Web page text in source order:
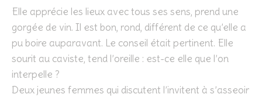
Elle apprécie les lieux avec tous ses sens, prend une
gorgée de vin. Il est bon, rond, différent de ce qu’elle a
pu boire auparavant. Le conseil était pertinent. Elle
sourit au caviste, tend l’oreille : est-ce elle que l’on
interpelle ?
Deux jeunes femmes qui discutent l’invitent à s’asseoir